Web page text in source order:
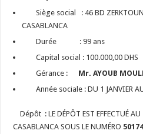
Siège social : 46 BD
CASABLANCA
Durée : 99 ans
Capital social : 100.000,00 DHS
Gérance : Mr. AYOUB
Année sociale : DU 1 JANVIER
Dépôt : LE DÉPÔT EST EFFECTUÉ
CASABLANCA SOUS LE NUMÉRO